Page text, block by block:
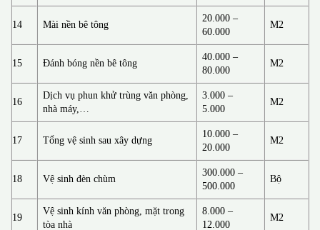
14 Mài nền bê tông
20.000 –
60.000
M2
15 Đánh bóng nền bê tông
40.000 –
80.000
M2
16
Dịch vụ phun khử trùng văn phòng,
nhà máy,…
3.000 –
5.000
M2
17 Tổng vệ sinh sau xây dựng
10.000 –
20.000
M2
18 Vệ sinh đèn chùm
300.000 –
500.000
Bộ
19
Vệ sinh kính văn phòng, mặt trong
tòa nhà
8.000 –
12.000
M2